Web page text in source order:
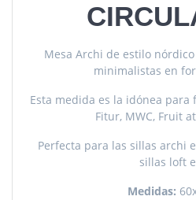
Mesa Archi de estilo
minimalistas en
Esta medida es la idónea para
Fitur, MWC, Fruit
Perfecta para las sillas archi
sillas loft
Medidas: